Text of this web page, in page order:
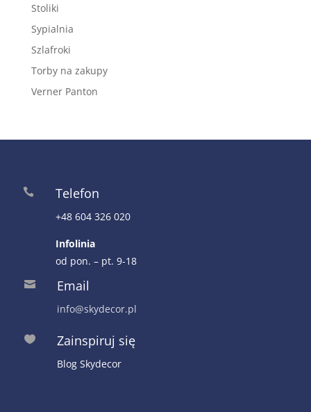
Stoliki
Sypialnia
Szlafroki
Torby na zakupy
Verner Panton
 Telefon
+48 604 326 020
Infolinia
od pon. – pt. 9-18
 Email
info@skydecor.pl
 Zainspiruj się
Blog Skydecor